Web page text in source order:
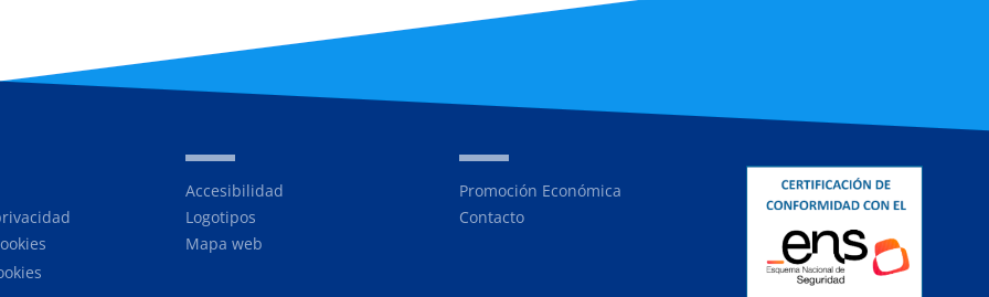
Accesibilidad
Logotipos
Mapa web
Promoción Económica
Contacto